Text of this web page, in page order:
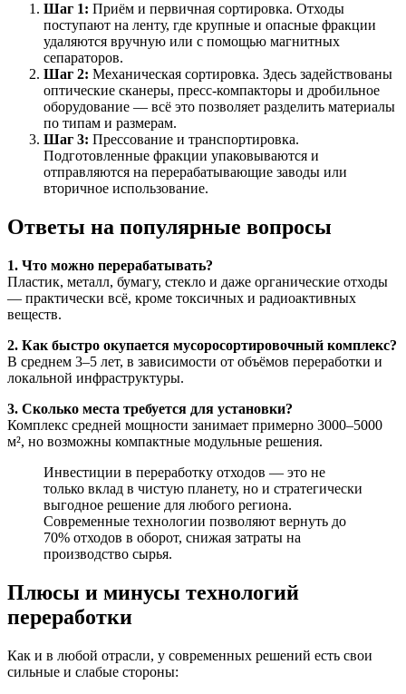
Шаг 1: Приём и первичная сортировка. Отходы
поступают на ленту, где крупные и опасные фракции
удаляются вручную или с помощью магнитных
сепараторов.
Шаг 2: Механическая сортировка. Здесь задействованы
оптические сканеры, пресс-компакторы и дробильное
оборудование — всё это позволяет разделить материалы
по типам и размерам.
Шаг 3: Прессование и транспортировка.
Подготовленные фракции упаковываются и
отправляются на перерабатывающие заводы или
вторичное использование.
Ответы на популярные вопросы
1. Что можно перерабатывать?
Пластик, металл, бумагу, стекло и даже органические отходы
— практически всё, кроме токсичных и радиоактивных
веществ.
2. Как быстро окупается мусоросортировочный комплекс?
В среднем 3–5 лет, в зависимости от объёмов переработки и
локальной инфраструктуры.
3. Сколько места требуется для установки?
Комплекс средней мощности занимает примерно 3000–5000
м², но возможны компактные модульные решения.
Инвестиции в переработку отходов — это не
только вклад в чистую планету, но и стратегически
выгодное решение для любого региона.
Современные технологии позволяют вернуть до
70% отходов в оборот, снижая затраты на
производство сырья.
Плюсы и минусы технологий
переработки
Как и в любой отрасли, у современных решений есть свои
сильные и слабые стороны: